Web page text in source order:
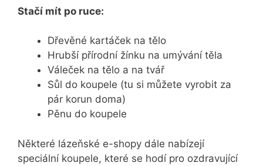
Stačí mít po ruce:
Dřevěné kartáček na tělo
Hrubší přírodní žínku na umývání těla
Váleček na tělo a na tvář
Sůl do koupele (tu si můžete vyrobit za
pár korun doma)
Pěnu do koupele
Některé lázeňské e-shopy dále nabízejí
speciální koupele, které se hodí pro ozdravující